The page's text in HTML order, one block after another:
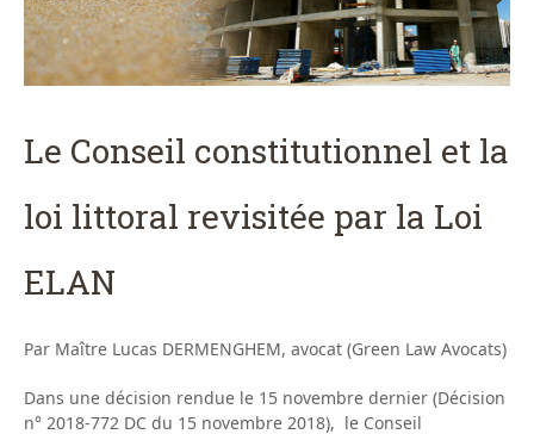
Le Conseil constitutionnel et la
loi littoral revisitée par la Loi
ELAN
Par Maître Lucas DERMENGHEM, avocat (Green Law Avocats)
Dans une décision rendue le 15 novembre dernier (Décision
n° 2018-772 DC du 15 novembre 2018), le Conseil